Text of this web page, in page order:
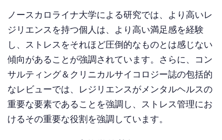
ノースカロライナ大学による研究では、より高いレ
ジリエンスを持つ個人は、より高い満足感を経験
し、ストレスをそれほど圧倒的なものとは感じない
傾向があることが強調されています。さらに、コン
サルティング＆クリニカルサイコロジー誌の包括的
なレビューでは、レジリエンスがメンタルヘルスの
重要な要素であることを強調し、ストレス管理にお
けるその重要な役割を強調しています。